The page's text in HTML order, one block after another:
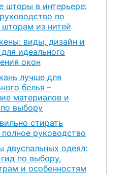
шторы в интерьере:
по
шторам из нитей
виды, дизайн и
идеального
окон
лучше для
белья –
материалов и
выбору
стирать
руководство
двуспальных одеял:
по выбору,
и особенностям